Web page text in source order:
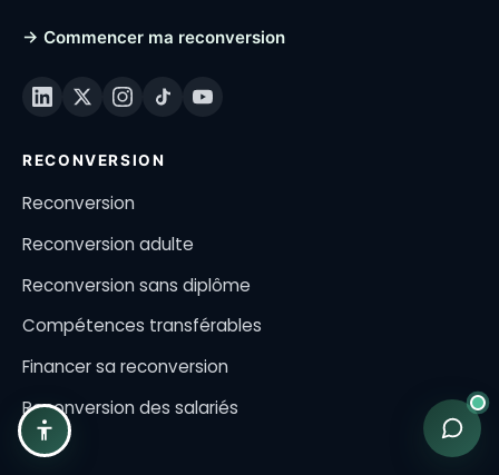
→ Commencer ma reconversion
RECONVERSION
Reconversion
Reconversion adulte
Reconversion sans diplôme
Compétences transférables
Financer sa reconversion
Reconversion des salariés